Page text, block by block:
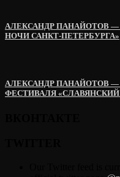
АЛЕКСАНДР ПАНАЙОТОВ —
НОЧИ САНКТ-ПЕТЕРБУРГА»
АЛЕКСАНДР ПАНАЙОТОВ
ФЕСТИВАЛЯ «СЛАВЯНСКИЙ